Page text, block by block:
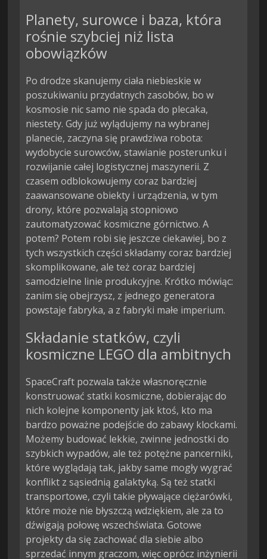
Planety, surowce i baza, która
rośnie szybciej niż lista
obowiązków
Po drodze skanujemy ciała niebieskie w
poszukiwaniu przydatnych zasobów, bo w
kosmosie nic samo nie spada do plecaka,
niestety. Gdy już wylądujemy na wybranej
planecie, zaczyna się prawdziwa robota:
wydobycie surowców, stawianie posterunku i
rozwijanie całej logistycznej maszynerii. Z
czasem odblokowujemy coraz bardziej
zaawansowane obiekty i urządzenia, w tym
drony, które pozwalają stopniowo
zautomatyzować kosmiczne górnictwo. A
potem? Potem robi się jeszcze ciekawiej, bo z
tych wszystkich części składamy coraz bardziej
skomplikowane, ale też coraz bardziej
samodzielne linie produkcyjne. Krótko mówiąc:
zanim się obejrzysz, z jednego generatora
powstaje fabryka, a z fabryki małe imperium.
Składanie statków, czyli
kosmiczne LEGO dla ambitnych
SpaceCraft pozwala także własnoręcznie
konstruować statki kosmiczne, dobierając do
nich kolejne komponenty jak ktoś, kto ma
bardzo poważne podejście do zabawy klockami.
Możemy budować lekkie, zwinne jednostki do
szybkich wypadów, ale też potężne pancerniki,
które wyglądają tak, jakby same mogły wygrać
konflikt z sąsiednią galaktyką. Są też statki
transportowe, czyli takie pływające ciężarówki,
które może nie błyszczą wdziękiem, ale za to
dźwigają połowę wszechświata. Gotowe
projekty da się zachować dla siebie albo
sprzedać innym graczom, więc oprócz inżynierii